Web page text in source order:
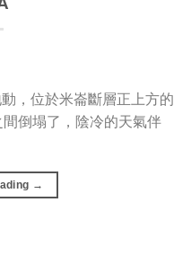
，位於米崙斷層正上方的
倒塌了，陰冷的天氣伴
→